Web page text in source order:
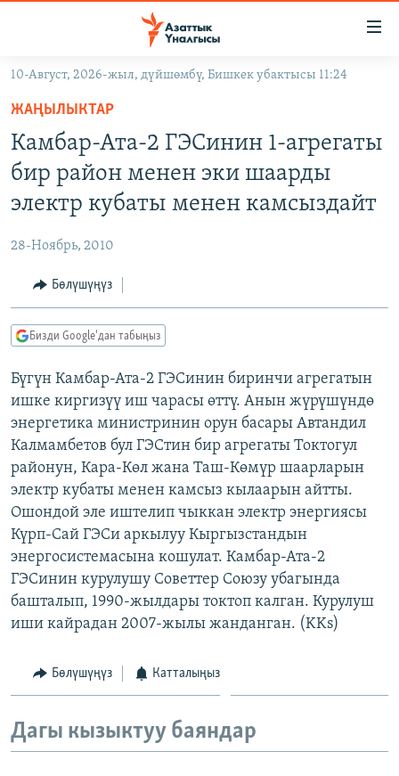
Навигацияга
өтүңүз
Издөөгө
салыңыз
КЫРГЫЗСТАН
КЫРГЫЗСТАН
МАДАНИЯТ
ДҮЙНӨ
УКРАИНА
ТВ ПРОГРАММАЛАР
БҮГҮН АЗАТТЫКТА
ДАНИСТЕ
АЗАТТЫК+
ЫҢГАЙСЫЗ СУРООЛОР
ПОДКАСТ
ОНЛАЙН ШЕРИНЕ
ЭЕ/АРнун бардык сайттары
10-Август, 2026-жыл, дүйшөмбү, Бишкек убактысы 11:24
ЖАҢЫЛЫКТАР
Камбар-Ата-2 ГЭСинин 1-агрегаты
бир район менен эки шаарды
электр кубаты менен камсыздайт
28-Ноябрь, 2010
Бөлүшүңүз
Бизди Google'дан табыңыз
Бүгүн Камбар-Ата-2 ГЭСинин биринчи агрегатын
ишке киргизүү иш чарасы өттү. Анын жүрүшүндө
энергетика министринин орун басары Автандил
Калмамбетов бул ГЭСтин бир агрегаты Токтогул
районун, Кара-Көл жана Таш-Көмүр шаарларын
электр кубаты менен камсыз кылаарын айтты.
Ошондой эле иштелип чыккан электр энергиясы
Күрп-Сай ГЭСи аркылуу Кыргызстандын
энергосистемасына кошулат. Камбар-Ата-2
ГЭСинин курулушу Советтер Союзу убагында
башталып, 1990-жылдары токтоп калган. Курулуш
иши кайрадан 2007-жылы жанданган. (KKs)
Бөлүшүңүз Катталыңыз
Дагы кызыктуу баяндар